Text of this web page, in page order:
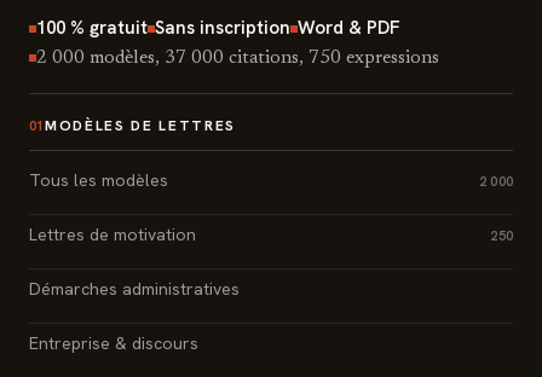
100 % gratuit Sans inscription Word & PDF
2 000 modèles, 37 000 citations, 750 expressions
01 MODÈLES DE LETTRES
Tous les modèles 2 000
Lettres de motivation 250
Démarches administratives
Entreprise & discours